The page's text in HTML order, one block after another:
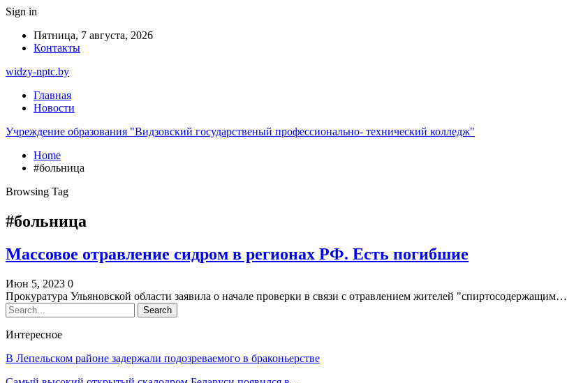
Sign in
Пятница, 7 августа, 2026
Контакты
widzy-nptc.by
Главная
Новости
Учреждение образования "Видзовский государственый профессионально- технический колледж"
Home
#больница
Browsing Tag
#больница
Массовое отравление сидром в регионах РФ. Есть погибшие
Июн 5, 2023 0
Прокуратура Ульяновской области заявила о начале проверки в связи с отравлением жителей "спиртосодержащим…
Интересное
В Лепельском районе задержали подозреваемого в браконьерстве